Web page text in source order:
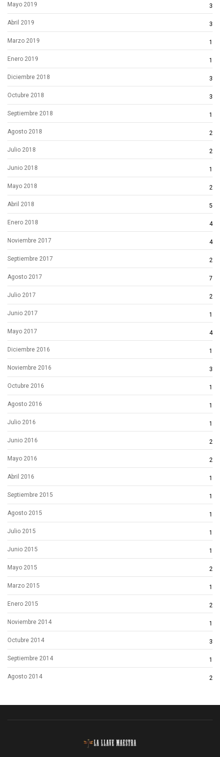
Mayo 2019 3
Abril 2019 3
Marzo 2019 1
Enero 2019 1
Diciembre 2018 3
Octubre 2018 3
Septiembre 2018 1
Agosto 2018 2
Julio 2018 2
Junio 2018 1
Mayo 2018 2
Abril 2018 5
Enero 2018 4
Noviembre 2017 4
Septiembre 2017 2
Agosto 2017 7
Julio 2017 2
Junio 2017 1
Mayo 2017 4
Diciembre 2016 1
Noviembre 2016 3
Octubre 2016 1
Agosto 2016 1
Julio 2016 1
Junio 2016 2
Mayo 2016 2
Abril 2016 1
Septiembre 2015 1
Agosto 2015 1
Julio 2015 1
Junio 2015 1
Mayo 2015 2
Marzo 2015 1
Enero 2015 2
Noviembre 2014 1
Octubre 2014 3
Septiembre 2014 1
Agosto 2014 2